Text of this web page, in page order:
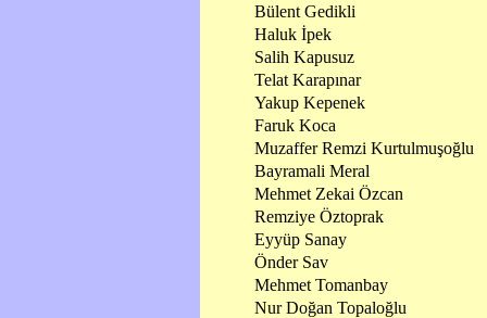
Bülent Gedikli
Haluk İpek
Salih Kapusuz
Telat Karapınar
Yakup Kepenek
Faruk Koca
Muzaffer Remzi Kurtulmuşoğlu
Bayramali Meral
Mehmet Zekai Özcan
Remziye Öztoprak
Eyyüp Sanay
Önder Sav
Mehmet Tomanbay
Nur Doğan Topaloğlu